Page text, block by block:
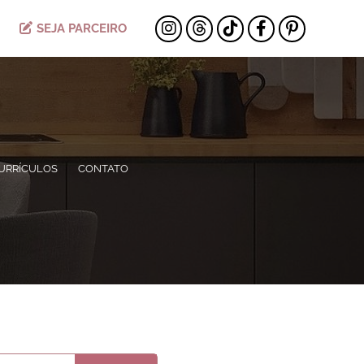
SEJA PARCEIRO
CONTATO